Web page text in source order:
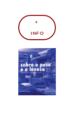
+
INFO